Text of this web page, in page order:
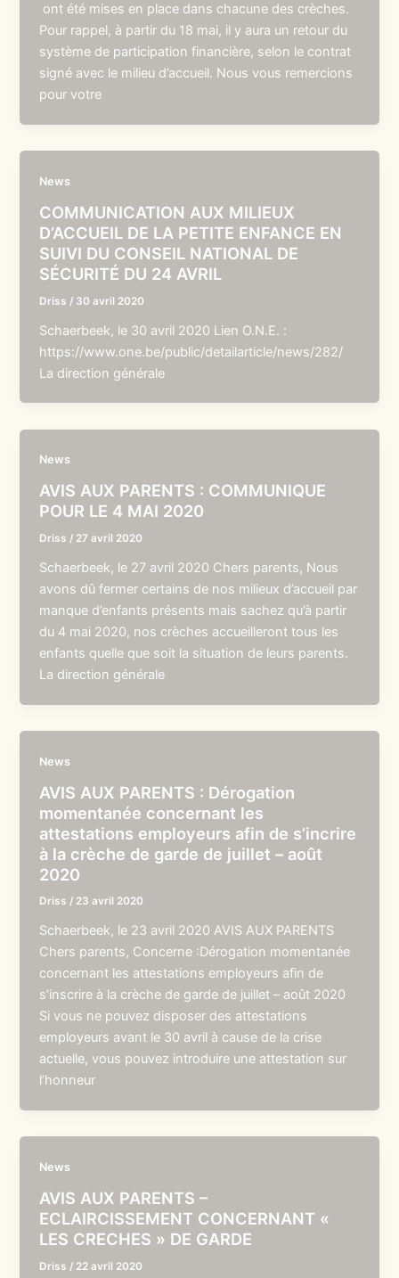
ont été mises en place dans chacune des crèches.
Pour rappel, à partir du 18 mai, il y aura un retour du
système de participation financière, selon le contrat
signé avec le milieu d’accueil. Nous vous remercions
pour votre
News
COMMUNICATION AUX MILIEUX
D’ACCUEIL DE LA PETITE ENFANCE EN
SUIVI DU CONSEIL NATIONAL DE
SÉCURITÉ DU 24 AVRIL
Driss / 30 avril 2020
Schaerbeek, le 30 avril 2020 Lien O.N.E. :
https://www.one.be/public/detailarticle/news/282/
La direction générale
News
AVIS AUX PARENTS : COMMUNIQUE
POUR LE 4 MAI 2020
Driss / 27 avril 2020
Schaerbeek, le 27 avril 2020 Chers parents, Nous
avons dû fermer certains de nos milieux d’accueil par
manque d’enfants présents mais sachez qu’à partir
du 4 mai 2020, nos crèches accueilleront tous les
enfants quelle que soit la situation de leurs parents.
La direction générale
News
AVIS AUX PARENTS : Dérogation
momentanée concernant les
attestations employeurs afin de s’incrire
à la crèche de garde de juillet – août
2020
Driss / 23 avril 2020
Schaerbeek, le 23 avril 2020 AVIS AUX PARENTS
Chers parents, Concerne :Dérogation momentanée
concernant les attestations employeurs afin de
s’inscrire à la crèche de garde de juillet – août 2020
Si vous ne pouvez disposer des attestations
employeurs avant le 30 avril à cause de la crise
actuelle, vous pouvez introduire une attestation sur
l’honneur
News
AVIS AUX PARENTS –
ECLAIRCISSEMENT CONCERNANT «
LES CRECHES » DE GARDE
Driss / 22 avril 2020